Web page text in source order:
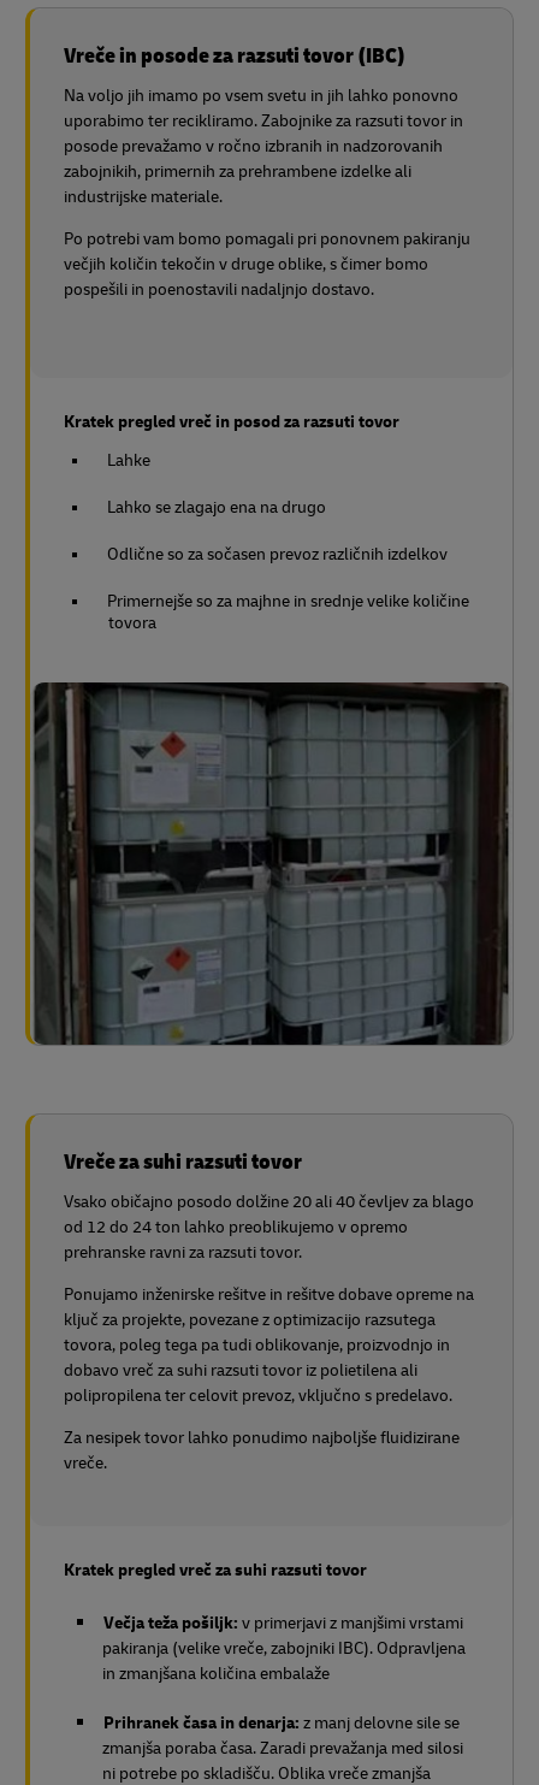
Odkrijte naše druge vrste opreme
Vreče in posode za razsuti tovor (IBC)
Na voljo jih imamo po vsem svetu in jih lahko ponovno
Po potrebi vam bomo pomagali pri ponovnem pakiranju
večjih količin tekočin v druge oblike, s čimer bomo
Kratek pregled vreč in posod za razsuti tovor
Lahko se zlagajo ena na drugo
Odlične so za sočasen prevoz različnih izdelkov
Primernejše so za majhne in srednje velike količine
tovora
Vreče za suhi razsuti tovor
Vsako običajno posodo dolžine 20 ali 40 čevljev za blago
prehranske ravni za razsuti tovor.
polipropilena ter celovit prevoz, vključno s predelavo.
Za nesipek tovor lahko ponudimo najboljše fluidizirane
vreče.
Kratek pregled vreč za suhi razsuti tovor